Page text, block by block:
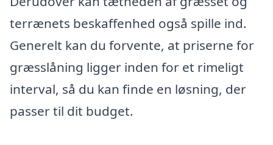
terrænets beskaffenhed også spille ind.
Generelt kan du forvente, at priserne for
græsslåning ligger inden for et rimeligt
interval, så du kan finde en løsning, der
passer til dit budget.